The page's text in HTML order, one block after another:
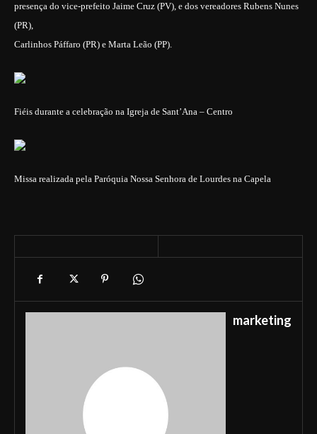
presença do vice-prefeito Jaime Cruz (PV), e dos vereadores Rubens Nunes
(PR),
Carlinhos Páffaro (PR) e Marta Leão (PP).
Fiéis durante a celebração na Igreja de Sant’Ana – Centro
Missa realizada pela Paróquia Nossa Senhora de Lourdes na Capela
marketing